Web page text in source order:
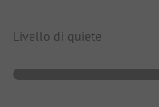
Livello di quiete